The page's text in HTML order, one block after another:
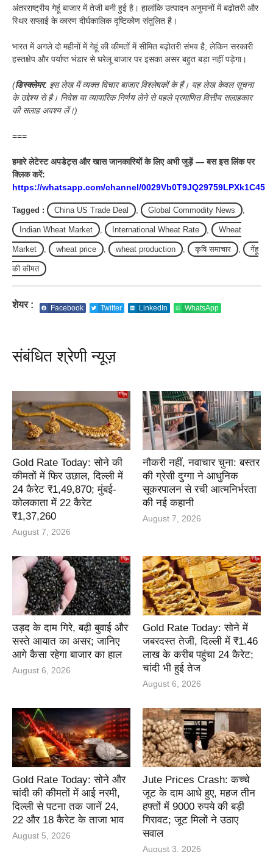
अंतरराष्ट्रीय गेहूं बाजार में तेजी बनी हुई है। हालांकि उत्पादन अनुमानों में बढ़ोतरी और
स्थिर सप्लाई के कारण दीर्घकालिक दृष्टिकोण संतुलित है।
भारत में अगले दो महीनों में गेहूं की कीमतों में सीमित बढ़ोतरी संभव है, लेकिन सरकारी
हस्तक्षेप और पर्याप्त भंडार से घरेलू बाजार पर इसका असर बहुत बड़ा नहीं पड़ेगा।
(डिस्क्लेमर: इसलेख में व्यक्त विचार बाजार विश्लेषकों के हैं। यह लेख केवल सूचना
के उद्देश्य से है। निवेश या व्यापारिक निर्णय लेने से पहले प्रमाणित वित्तीय सलाहकार
की सलाह अवश्य लें।)
===
हमारे लेटेस्ट अपडेट्स और खास जानकारियों के लिए अभी जुड़ें — बस इस लिंक पर
क्लिक करें:
https://whatsapp.com/channel/0029Vb0T9JQ29759LPXk1C45
Tagged : China US Trade Deal Global Commodity News
Indian Wheat Market International Wheat Rate Wheat
Market wheat price wheat production कृषि समाचार गेंहू
की कीमत
शेयर : Facebook Twitter LinkedIn WhatsApp
संबंधित श्रेणी न्यूज़
Gold Rate Today: सोने की
कीमतों में फिर उछाल, दिल्ली में
24 कैरेट ₹1,49,870; मुंबई-
कोलकाता में 22 कैरेट
₹1,37,260
August 7, 2026
नौकरी नहीं, नवाचार चुना: बस्तर
की ग्रेसी दुग्गा ने आधुनिक
सूकरपालन से रची आत्मनिर्भरता
की नई कहानी
August 7, 2026
उड़द के दाम गिरे, बढ़ी बुवाई और
सस्ते आयात का असर; जानिए
आगे कैसा रहेगा बाजार का हाल
August 6, 2026
Gold Rate Today: सोने में
जबरदस्त तेजी, दिल्ली में ₹1.46
लाख के करीब पहुंचा 24 कैरेट;
चांदी भी हुई तेज
August 6, 2026
Gold Rate Today: सोने और
चांदी की कीमतों में आई नरमी,
दिल्ली से पटना तक जानें 24,
22 और 18 कैरेट के ताजा भाव
August 5, 2026
Jute Prices Crash: कच्चे
जूट के दाम आधे हुए, महज तीन
हफ्तों में 9000 रुपये की बड़ी
गिरावट; जूट मिलों ने उठाए
सवाल
August 3, 2026